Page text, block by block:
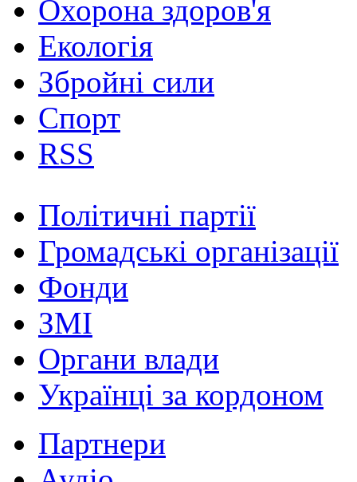
Охорона здоров'я
Екологія
Збройні сили
Спорт
RSS
Політичні партії
Громадські організації
Фонди
ЗМІ
Органи влади
Українці за кордоном
Партнери